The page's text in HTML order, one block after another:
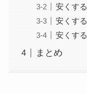
安くす
安くす
安くす
まとめ